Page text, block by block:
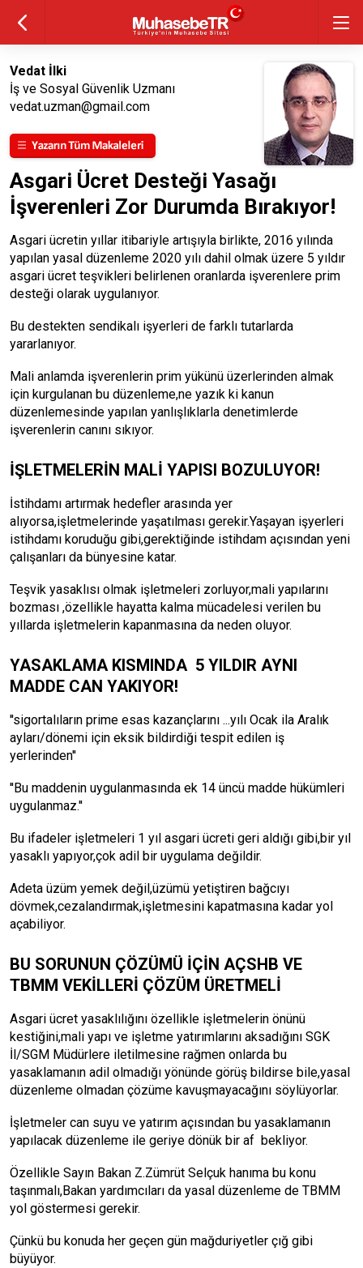
Vedat İlki
İş ve Sosyal Güvenlik Uzmanı
vedat.uzman@gmail.com
Asgari Ücret Desteği Yasağı
İşverenleri Zor Durumda Bırakıyor!
Asgari ücretin yıllar itibariyle artışıyla birlikte, 2016 yılında
yapılan yasal düzenleme 2020 yılı dahil olmak üzere 5 yıldır
asgari ücret teşvikleri belirlenen oranlarda işverenlere prim
desteği olarak uygulanıyor.
Bu destekten sendikalı işyerleri de farklı tutarlarda
yararlanıyor.
Mali anlamda işverenlerin prim yükünü üzerlerinden almak
için kurgulanan bu düzenleme,ne yazık ki kanun
düzenlemesinde yapılan yanlışlıklarla denetimlerde
işverenlerin canını sıkıyor.
İŞLETMELERİN MALİ YAPISI BOZULUYOR!
İstihdamı artırmak hedefler arasında yer
alıyorsa,işletmelerinde yaşatılması gerekir.Yaşayan işyerleri
istihdamı koruduğu gibi,gerektiğinde istihdam açısından yeni
çalışanları da bünyesine katar.
Teşvik yasaklısı olmak işletmeleri zorluyor,mali yapılarını
bozması ,özellikle hayatta kalma mücadelesi verilen bu
yıllarda işletmelerin kapanmasına da neden oluyor.
YASAKLAMA KISMINDA 5 YILDIR AYNI
MADDE CAN YAKIYOR!
''sigortalıların prime esas kazançlarını ...yılı Ocak ila Aralık
ayları/dönemi için eksik bildirdiği tespit edilen iş
yerlerinden''
''Bu maddenin uygulanmasında ek 14 üncü madde hükümleri
uygulanmaz.''
Bu ifadeler işletmeleri 1 yıl asgari ücreti geri aldığı gibi,bir yıl
yasaklı yapıyor,çok adil bir uygulama değildir.
Adeta üzüm yemek değil,üzümü yetiştiren bağcıyı
dövmek,cezalandırmak,işletmesini kapatmasına kadar yol
açabiliyor.
BU SORUNUN ÇÖZÜMÜ İÇİN AÇSHB VE
TBMM VEKİLLERİ ÇÖZÜM ÜRETMELİ
Asgari ücret yasaklılığını özellikle işletmelerin önünü
kestiğini,mali yapı ve işletme yatırımlarını aksadığını SGK
İl/SGM Müdürlere iletilmesine rağmen onlarda bu
yasaklamanın adil olmadığı yönünde görüş bildirse bile,yasal
düzenleme olmadan çözüme kavuşmayacağını söylüyorlar.
İşletmeler can suyu ve yatırım açısından bu yasaklamanın
yapılacak düzenleme ile geriye dönük bir af bekliyor.
Özellikle Sayın Bakan Z.Zümrüt Selçuk hanıma bu konu
taşınmalı,Bakan yardımcıları da yasal düzenleme de TBMM
yol göstermesi gerekir.
Çünkü bu konuda her geçen gün mağduriyetler çığ gibi
büyüyor.